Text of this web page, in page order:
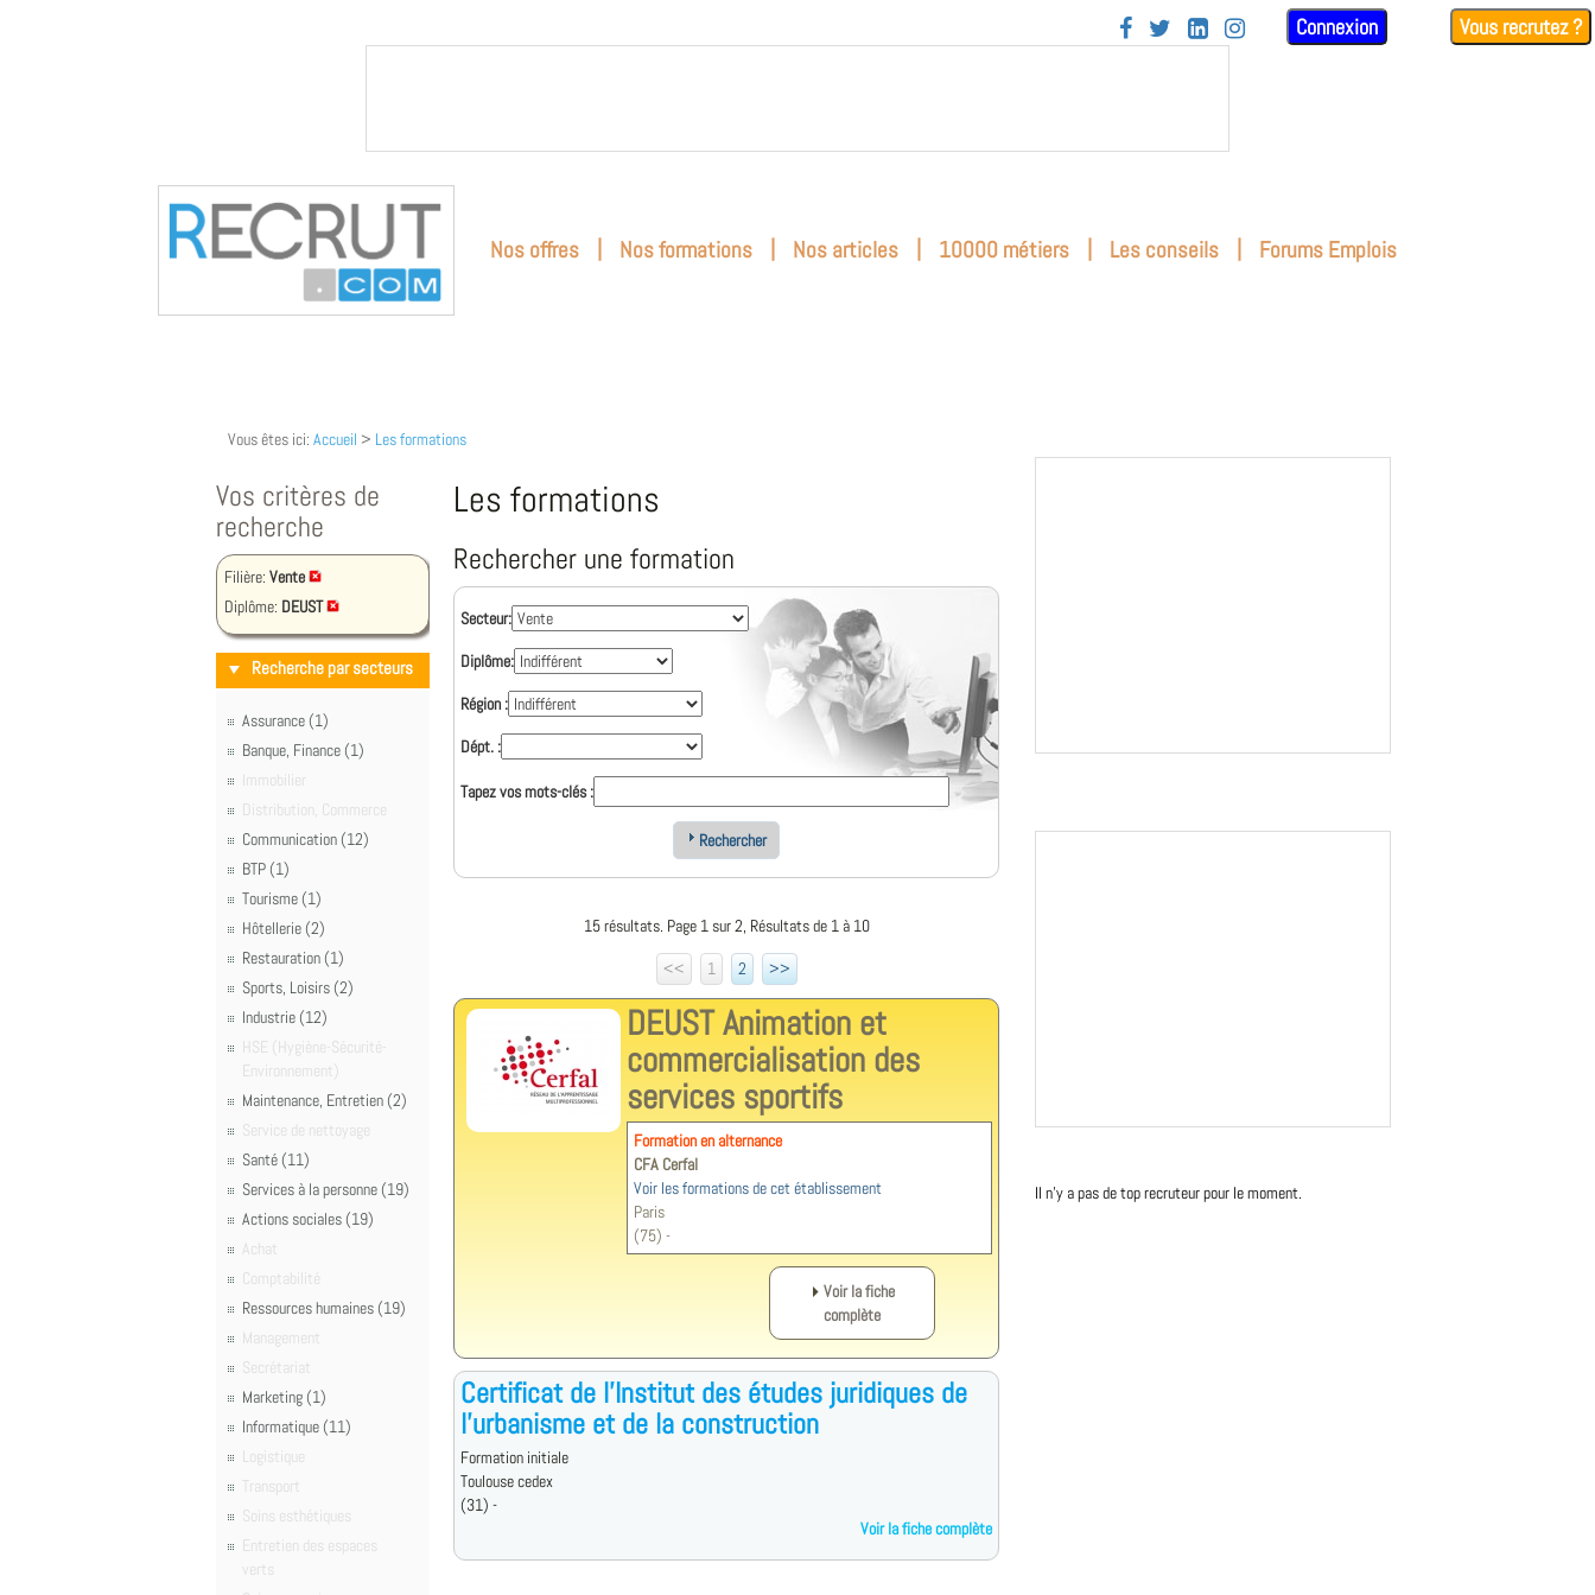
    Connexion Vous recrutez ?
Nos offres | Nos formations | Nos articles | 10000 métiers | Les conseils | Forums Emplois
Vous êtes ici: Accueil > Les formations
Vos critères de
recherche
Filière: Vente
Diplôme: DEUST
Recherche par secteurs
Assurance (1)
Banque, Finance (1)
Immobilier
Distribution, Commerce
Communication (12)
BTP (1)
Tourisme (1)
Hôtellerie (2)
Restauration (1)
Sports, Loisirs (2)
Industrie (12)
HSE (Hygiène-Sécurité-
Environnement)
Maintenance, Entretien (2)
Service de nettoyage
Santé (11)
Services à la personne (19)
Actions sociales (19)
Achat
Comptabilité
Ressources humaines (19)
Management
Secrétariat
Marketing (1)
Informatique (11)
Logistique
Transport
Soins esthétiques
Entretien des espaces
verts
Les formations
Rechercher une formation
Secteur:
Diplôme:
Région :
Dépt. :
Tapez vos mots-clés :
Rechercher
15 résultats. Page 1 sur 2, Résultats de 1 à 10
<<
1 2 >>
DEUST Animation et
commercialisation des
services sportifs
Formation en alternance
CFA Cerfal
Voir les formations de cet établissement
Paris
(75) -
Voir la fiche
complète
Certificat de l'Institut des études juridiques de
l'urbanisme et de la construction
Formation initiale
Toulouse cedex
(31) -
Voir la fiche complète
Il n'y a pas de top recruteur pour le moment.